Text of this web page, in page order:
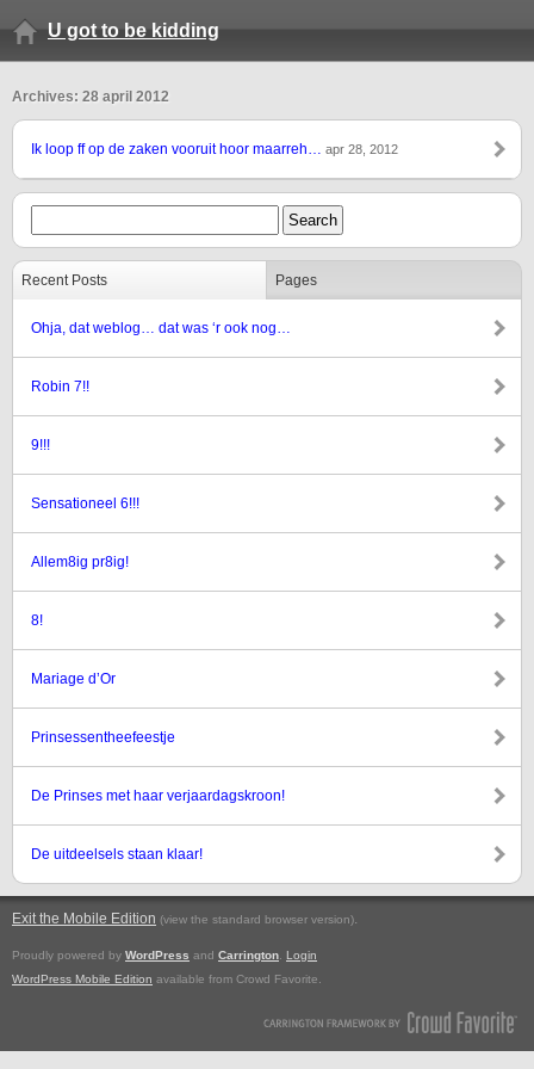
U got to be kidding
Archives: 28 april 2012
Ik loop ff op de zaken vooruit hoor maarreh… apr 28, 2012
Recent Posts Pages
Ohja, dat weblog… dat was ‘r ook nog…
Robin 7!!
9!!!
Sensationeel 6!!!
Allem8ig pr8ig!
8!
Mariage d’Or
Prinsessentheefeestje
De Prinses met haar verjaardagskroon!
De uitdeelsels staan klaar!
Exit the Mobile Edition (view the standard browser version).
Proudly powered by WordPress and Carrington
Login
WordPress Mobile Edition available from Crowd Favorite.